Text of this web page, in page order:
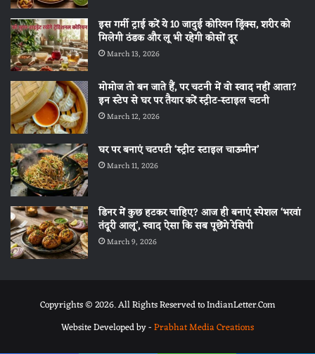
इस गर्मी ट्राई करें ये 10 जादुई कोरियन ड्रिंक्स, शरीर को
मिलेगी ठंडक और लू भी रहेगी कोसों दूर
March 13, 2026
मोमोज तो बन जाते हैं, पर चटनी में वो स्वाद नहीं आता?
इन स्टेप से घर पर तैयार करें स्ट्रीट-स्टाइल चटनी
March 12, 2026
घर पर बनाएं चटपटी ‘स्ट्रीट स्टाइल चाऊमीन’
March 11, 2026
डिनर में कुछ हटकर चाहिए? आज ही बनाएं स्पेशल ‘भरवां
तंदूरी आलू’, स्वाद ऐसा कि सब पूछेंगे रेसिपी
March 9, 2026
Copyrights © 2026. All Rights Reserved to IndianLetter.Com
Website Developed by -Prabhat Media Creations